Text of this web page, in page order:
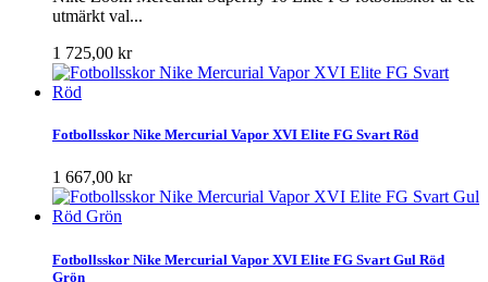
utmärkt val...
1 725,00 kr
Fotbollsskor Nike Mercurial Vapor XVI Elite FG Svart Röd
1 667,00 kr
Fotbollsskor Nike Mercurial Vapor XVI Elite FG Svart Gul Röd
Grön